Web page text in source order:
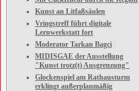
Kunst an Litfaßsäulen
Vringstreff führt digitale
Lernwerkstatt fort
Moderator Tarkan Bagci
MIDISGAE der Ausstellung
"Kunst trotz(t) Ausgrenzung"
Glockenspiel am Rathausturm
erklingt außerplanmäßig